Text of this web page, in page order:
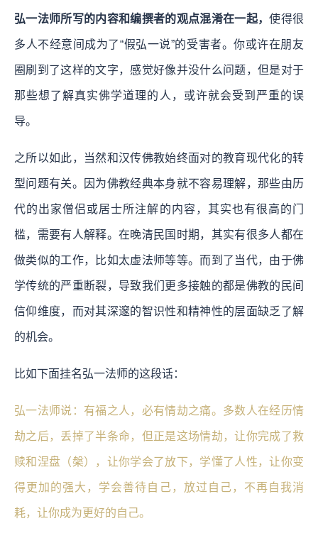
弘一法师所写的内容和编撰者的观点混淆在一起，使得很
多人不经意间成为了“假弘一说”的受害者。你或许在朋友
圈刷到了这样的文字，感觉好像并没什么问题，但是对于
那些想了解真实佛学道理的人，或许就会受到严重的误
导。
之所以如此，当然和汉传佛教始终面对的教育现代化的转
型问题有关。因为佛教经典本身就不容易理解，那些由历
代的出家僧侣或居士所注解的内容，其实也有很高的门
槛，需要有人解释。在晚清民国时期，其实有很多人都在
做类似的工作，比如太虚法师等等。而到了当代，由于佛
学传统的严重断裂，导致我们更多接触的都是佛教的民间
信仰维度，而对其深邃的智识性和精神性的层面缺乏了解
的机会。
比如下面挂名弘一法师的这段话：
弘一法师说：有福之人，必有情劫之痛。多数人在经历情
劫之后，丢掉了半条命，但正是这场情劫，让你完成了救
赎和涅盘（槃），让你学会了放下，学懂了人性，让你变
得更加的强大，学会善待自己，放过自己，不再自我消
耗，让你成为更好的自己。